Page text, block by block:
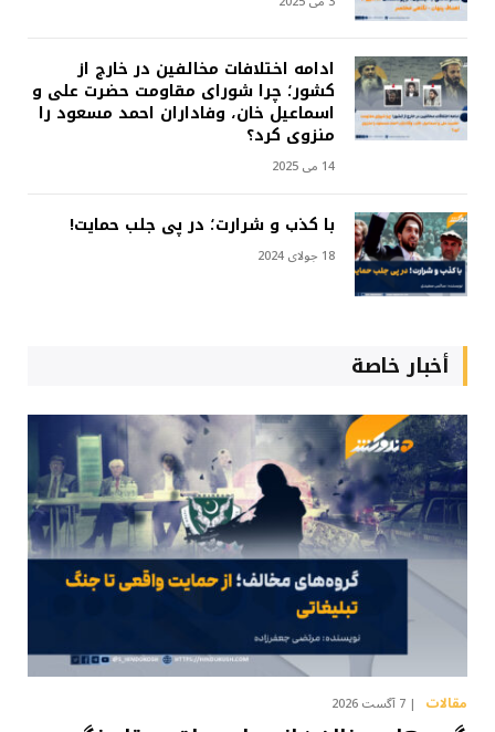
ادامه اختلافات مخالفین در خارج از
کشور؛ چرا شورای مقاومت حضرت علی و
اسماعیل خان، وفاداران احمد مسعود را
منزوی کرد؟
14 می 2025
با کذب و شرارت؛ در پی جلب حمایت!
18 جولای 2024
أخبار خاصة
مقالات 7 آگست 2026